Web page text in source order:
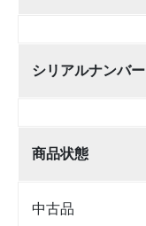
シリアルナンバー
商品状態
中古品